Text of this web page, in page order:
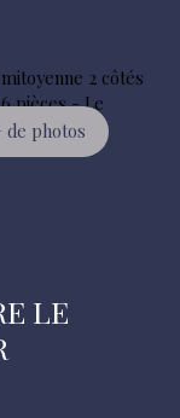
de photos
LE